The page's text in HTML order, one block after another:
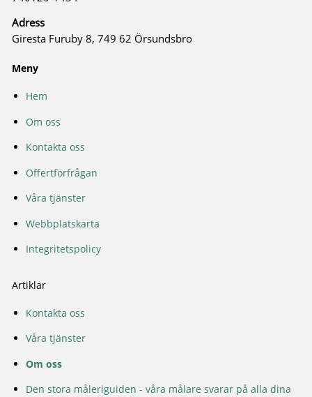
Adress
Giresta Furuby 8, 749 62 Örsundsbro
Meny
Hem
Om oss
Kontakta oss
Offertförfrågan
Våra tjänster
Webbplatskarta
Integritetspolicy
Artiklar
Kontakta oss
Våra tjänster
Om oss
Den stora måleriguiden - våra målare svarar på alla dina